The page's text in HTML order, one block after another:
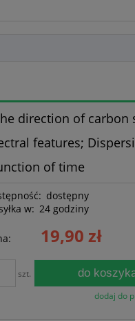
direction of carbon
features;
of time
dostępny
w: 24 godziny
19,90 zł
szt. do
dodaj do